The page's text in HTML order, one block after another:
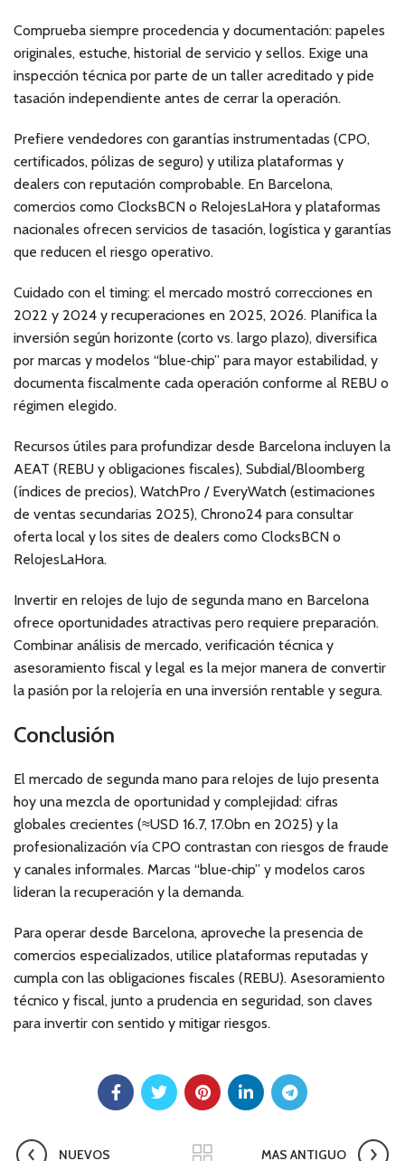
Comprueba siempre procedencia y documentación: papeles
originales, estuche, historial de servicio y sellos. Exige una
inspección técnica por parte de un taller acreditado y pide
tasación independiente antes de cerrar la operación.
Prefiere vendedores con garantías instrumentadas (CPO,
certificados, pólizas de seguro) y utiliza plataformas y
dealers con reputación comprobable. En Barcelona,
comercios como ClocksBCN o RelojesLaHora y plataformas
nacionales ofrecen servicios de tasación, logística y garantías
que reducen el riesgo operativo.
Cuidado con el timing: el mercado mostró correcciones en
2022 y 2024 y recuperaciones en 2025, 2026. Planifica la
inversión según horizonte (corto vs. largo plazo), diversifica
por marcas y modelos “blue‑chip” para mayor estabilidad, y
documenta fiscalmente cada operación conforme al REBU o
régimen elegido.
Recursos útiles para profundizar desde Barcelona incluyen la
AEAT (REBU y obligaciones fiscales), Subdial/Bloomberg
(índices de precios), WatchPro / EveryWatch (estimaciones
de ventas secundarias 2025), Chrono24 para consultar
oferta local y los sites de dealers como ClocksBCN o
RelojesLaHora.
Invertir en relojes de lujo de segunda mano en Barcelona
ofrece oportunidades atractivas pero requiere preparación.
Combinar análisis de mercado, verificación técnica y
asesoramiento fiscal y legal es la mejor manera de convertir
la pasión por la relojería en una inversión rentable y segura.
Conclusión
El mercado de segunda mano para relojes de lujo presenta
hoy una mezcla de oportunidad y complejidad: cifras
globales crecientes (≈USD 16.7, 17.0bn en 2025) y la
profesionalización vía CPO contrastan con riesgos de fraude
y canales informales. Marcas “blue‑chip” y modelos caros
lideran la recuperación y la demanda.
Para operar desde Barcelona, aproveche la presencia de
comercios especializados, utilice plataformas reputadas y
cumpla con las obligaciones fiscales (REBU). Asesoramiento
técnico y fiscal, junto a prudencia en seguridad, son claves
para invertir con sentido y mitigar riesgos.
NUEVOS MAS ANTIGUO